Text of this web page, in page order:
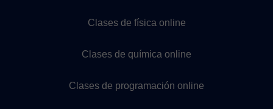
Clases de física online
Clases de química online
Clases de programación online